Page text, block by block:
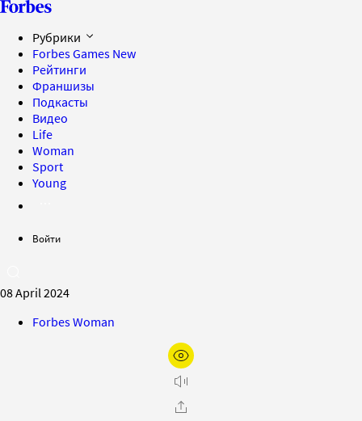
Рубрики
Forbes Games New
Рейтинги
Франшизы
Подкасты
Видео
Life
Woman
Sport
Young
Войти
08 April 2024
Forbes Woman